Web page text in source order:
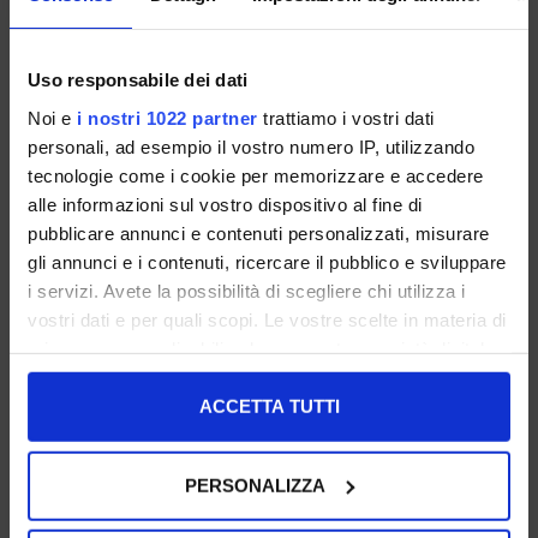
Uso responsabile dei dati
Noi e i nostri 1022 partner trattiamo i vostri dati
personali, ad esempio il vostro numero IP, utilizzando
tecnologie come i cookie per memorizzare e accedere
alle informazioni sul vostro dispositivo al fine di
pubblicare annunci e contenuti personalizzati, misurare
gli annunci e i contenuti, ricercare il pubblico e sviluppare
i servizi. Avete la possibilità di scegliere chi utilizza i
vostri dati e per quali scopi. Le vostre scelte in materia di
in cui avete effettuato le vostre scelte. È possibile
modificare o revocare il proprio consenso in qualsiasi
momento dalla Dichiarazione sui cookie o facendo clic
Con il tuo consenso, vorremmo anche:
ACCETTA TUTTI
PERSONALIZZA
Scarpe Da Donna Ballerine
Mary Jane In Suede Cuoio
36 37 38 39 40 41
€ 119.00 -40%
Ballerine Mary Jane Traforate
37
€ 109.00 -40%
€ 65.40
PROMOZIONI PROMOZIONI